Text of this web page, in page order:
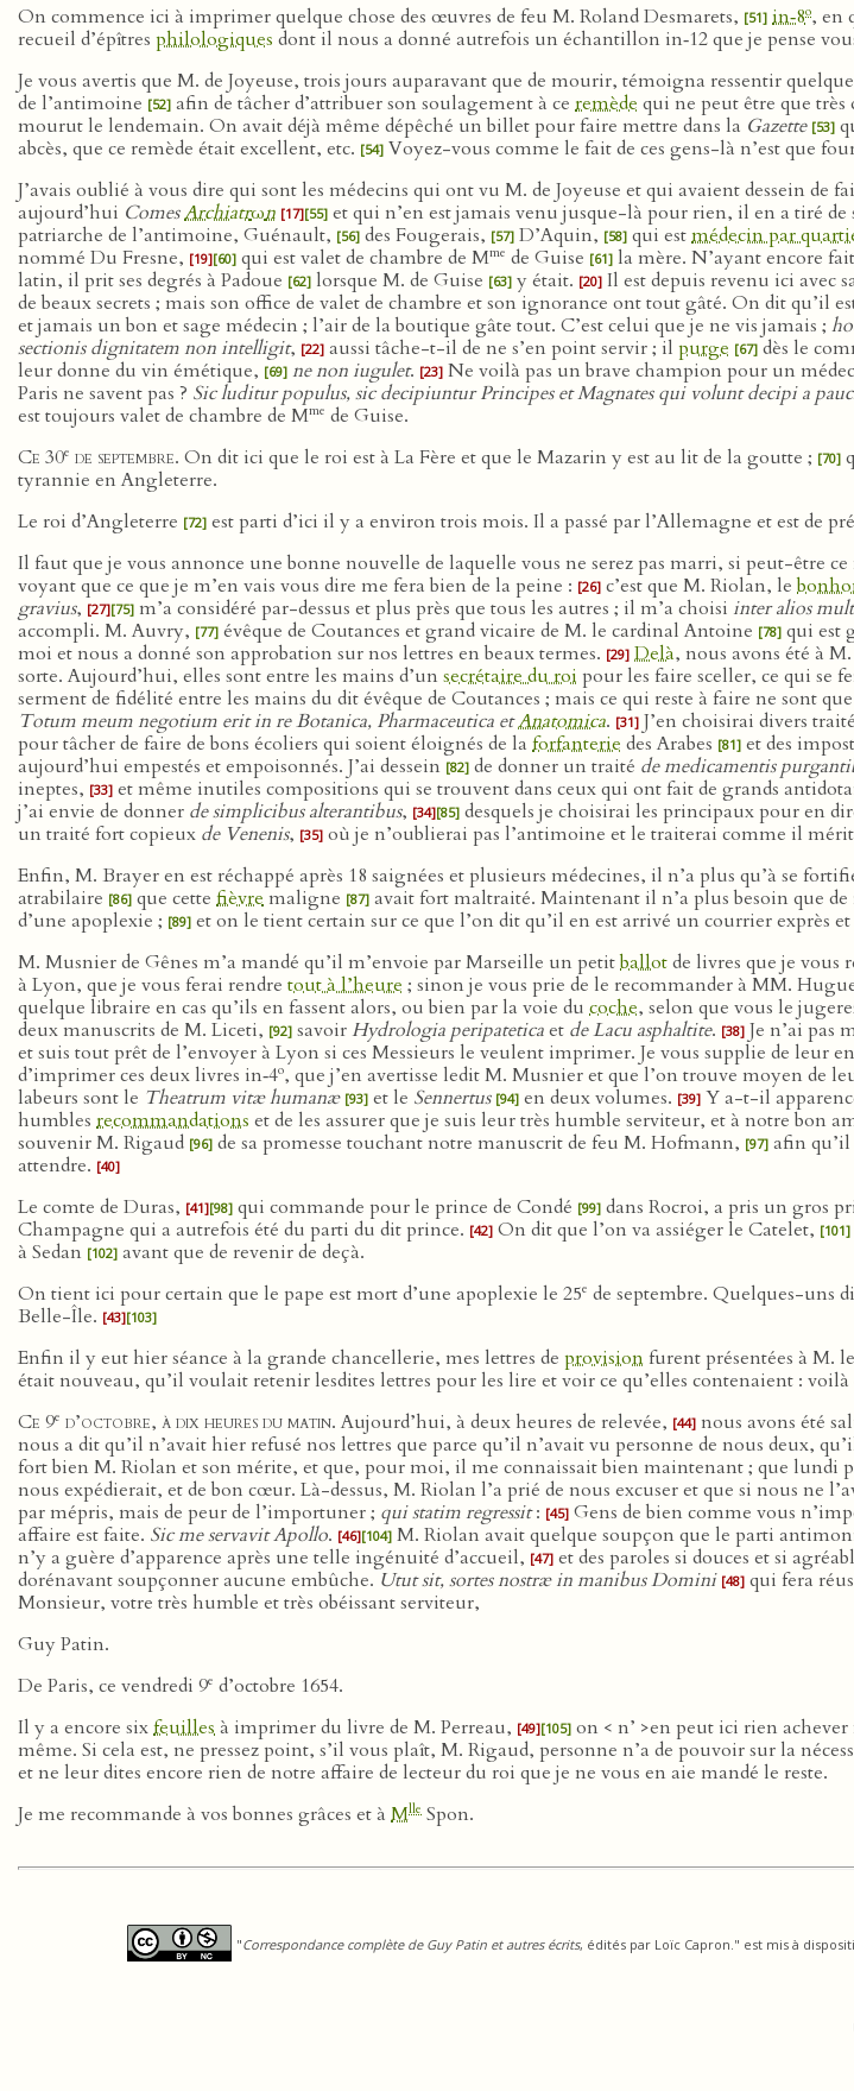
On commence ici à imprimer quelque chose des œuvres de feu M. Roland Desmarets, [51] in‑8o, en
recueil d’épîtres philologiques dont il nous a donné autrefois un échantillon in‑12 que je pense
Je vous avertis que M. de Joyeuse, trois jours auparavant que de mourir, témoigna ressentir quelque
de l’antimoine [52] afin de tâcher d’attribuer son soulagement à ce remède qui ne peut être que
mourut le lendemain. On avait déjà même dépêché un billet pour faire mettre dans la Gazette [53]
abcès, que ce remède était excellent, etc. [54] Voyez-vous comme le fait de ces gens-là n’est que
J’avais oublié à vous dire qui sont les médecins qui ont vu M. de Joyeuse et qui avaient dessein de
aujourd’hui ComesArchiatrωn [17][55] et qui n’en est jamais venu jusque-là pour rien, il en a tiré de
patriarche de l’antimoine, Guénault, [56] des Fougerais, [57] D’Aquin, [58] qui estmédecin par
nommé Du Fresne, [19][60] qui est valet de chambre de Mme de Guise [61] la mère. N’ayant encore
latin, il prit ses degrés à Padoue [62] lorsque M. de Guise [63] y était. [20] Il est depuis revenu ici avec
de beaux secrets ; mais son office de valet de chambre et son ignorance ont tout gâté. On dit qu’il
et jamais un bon et sage médecin ; l’air de la boutique gâte tout. C’est celui que je ne vis jamais ;
sectionis dignitatem non intelligit, [22] aussi tâche-t-il de ne s’en point servir ; il purge [67] dès le
leur donne du vin émétique, [69] ne non iugulet. [23] Ne voilà pas un brave champion pour un
Paris ne savent pas ? Sic luditur populus, sic decipiuntur Principes et Magnates qui volunt decipi a
est toujours valet de chambre de Mme de Guise.
Ce 30e de septembre. On dit ici que le roi est à La Fère et que le Mazarin y est au lit de la goutte ; [70]
tyrannie en Angleterre.
Le roi d’Angleterre [72] est parti d’ici il y a environ trois mois. Il a passé par l’Allemagne et est de
Il faut que je vous annonce une bonne nouvelle de laquelle vous ne serez pas marri, si peut-être
voyant que ce que je m’en vais vous dire me fera bien de la peine : [26] c’est que M. Riolan, le
gravius, [27][75] m’a considéré par-dessus et plus près que tous les autres ; il m’a choisi inter alios
accompli. M. Auvry, [77] évêque de Coutances et grand vicaire de M. le cardinal Antoine [78] qui est
moi et nous a donné son approbation sur nos lettres en beaux termes. [29] Delà, nous avons été à
sorte. Aujourd’hui, elles sont entre les mains d’un secrétaire du roi pour les faire sceller, ce qui se
serment de fidélité entre les mains du dit évêque de Coutances ; mais ce qui reste à faire ne sont
Totum meum negotium erit in re Botanica, Pharmaceutica etAnatomica. [31] J’en choisirai divers
pour tâcher de faire de bons écoliers qui soient éloignés de la forfanterie des Arabes [81] et des
aujourd’hui empestés et empoisonnés. J’ai dessein [82] de donner un traité de medicamentis
ineptes, [33] et même inutiles compositions qui se trouvent dans ceux qui ont fait de grands
j’ai envie de donner de simplicibus alterantibus, [34][85] desquels je choisirai les principaux pour en
un traité fort copieux de Venenis, [35] où je n’oublierai pas l’antimoine et le traiterai comme il
Enfin, M. Brayer en est réchappé après 18 saignées et plusieurs médecines, il n’a plus qu’à se
atrabilaire [86] que cette fièvremaligne [87] avait fort maltraité. Maintenant il n’a plus besoin que
d’une apoplexie ; [89] et on le tient certain sur ce que l’on dit qu’il en est arrivé un courrier exprès
M. Musnier de Gênes m’a mandé qu’il m’envoie par Marseille un petitballotde livres que je vous
à Lyon, que je vous ferai rendre tout à l’heure ; sinon je vous prie de le recommander à MM.
quelque libraire en cas qu’ils en fassent alors, ou bien par la voie du coche, selon que vous le
deux manuscrits de M. Liceti, [92] savoirHydrologia peripateticaet de Lacu asphaltite. [38] Je n’ai pas
et suis tout prêt de l’envoyer à Lyon si ces Messieurs le veulent imprimer. Je vous supplie de
d’imprimer ces deux livres in‑4o, que j’en avertisse ledit M. Musnier et que l’on trouve moyen de
labeurs sont le Theatrum vitæ humanæ [93] et le Sennertus [94] en deux volumes. [39] Y a-t-il
humbles recommandations et de les assurer que je suis leur très humble serviteur, et à notre bon
souvenir M. Rigaud [96] de sa promesse touchant notre manuscrit de feu M. Hofmann, [97] afin
attendre. [40]
Le comte de Duras, [41][98] qui commande pour le prince de Condé [99] dans Rocroi, a pris un gros
Champagne qui a autrefois été du parti du dit prince. [42] On dit que l’on va assiéger le Catelet, [101]
à Sedan [102] avant que de revenir de deçà.
On tient ici pour certain que le pape est mort d’une apoplexie le 25e de septembre. Quelques-uns
Belle-Île. [43][103]
Enfin il y eut hier séance à la grande chancellerie, mes lettres de provisionfurent présentées à M.
était nouveau, qu’il voulait retenir lesdites lettres pour les lire et voir ce qu’elles contenaient :
Ce 9e d’octobre, à dix heures du matin. Aujourd’hui, à deux heures de relevée, [44] nous avons été
nous a dit qu’il n’avait hier refusé nos lettres que parce qu’il n’avait vu personne de nous deux,
fort bien M. Riolan et son mérite, et que, pour moi, il me connaissait bien maintenant ; que lundi
nous expédierait, et de bon cœur. Là-dessus, M. Riolan l’a prié de nous excuser et que si nous ne
par mépris, mais de peur de l’importuner ; qui statim regressit: [45] Gens de bien comme vous
affaire est faite. Sic me servavit Apollo. [46][104] M. Riolan avait quelque soupçon que le parti
n’y a guère d’apparence après une telle ingénuité d’accueil, [47] et des paroles si douces et si
dorénavant soupçonner aucune embûche. Utut sit, sortes nostræ in manibus Domini [48] qui fera
Monsieur, votre très humble et très obéissant serviteur,
Guy Patin.
De Paris, ce vendredi 9e d’octobre 1654.
Il y a encore sixfeuillesà imprimer du livre de M. Perreau, [49][105] on < n’ >en peut ici rien
même. Si cela est, ne pressez point, s’il vous plaît, M. Rigaud, personne n’a de pouvoir sur la
et ne leur dites encore rien de notre affaire de lecteur du roi que je ne vous en aie mandé le reste.
Je me recommande à vos bonnes grâces et à Mlle Spon.
"Correspondance complète de Guy Patin et autres écrits, édités par Loïc Capron." est mis à